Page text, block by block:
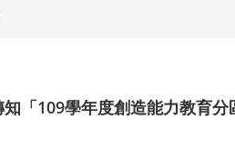
知「109學年度創造能力教育分